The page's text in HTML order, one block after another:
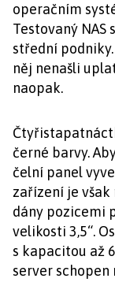
operačním
Testovaný NAS
střední
něj nenašli
naopak.
černé barvy.
čelní panel
zařízení je však
dány pozicemi
velikosti 3,5“.
s kapacitou až
server schopen